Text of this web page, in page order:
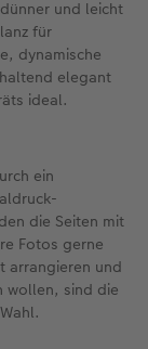
und leicht
für
dynamische
elegant
ideal.
ein
die Seiten mit
Fotos gerne
arrangieren und
wollen, sind die